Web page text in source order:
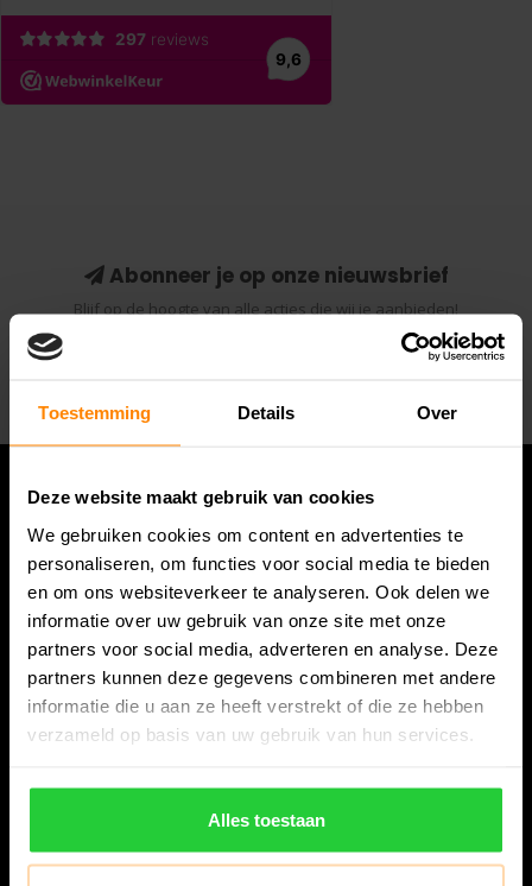
Toestemming Details Over
Deze website maakt gebruik van cookies
We gebruiken cookies om content en advertenties te
personaliseren, om functies voor social media te bieden
en om ons websiteverkeer te analyseren. Ook delen we
informatie over uw gebruik van onze site met onze
partners voor social media, adverteren en analyse. Deze
partners kunnen deze gegevens combineren met andere
informatie die u aan ze heeft verstrekt of die ze hebben
verzameld op basis van uw gebruik van hun services.
Alles toestaan
Abonneer je op onze nieuwsbrief
Blijf op de hoogte van alle acties die wij je aanbieden!
Abonneer
Bespanracket.nl is dé racketspecialist van Lelystad en
omstreken.
Snijdersstraat 6
8224 AA Lelystad
Nederland